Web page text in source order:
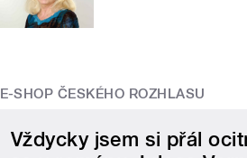
E-SHOP ČESKÉHO ROZHLASU
Vždycky jsem si přál